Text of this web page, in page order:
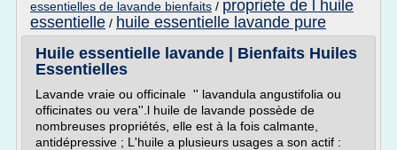
essentielles de lavande bienfaits / propriete de l huile
essentielle / huile essentielle lavande pure
Huile essentielle lavande | Bienfaits Huiles
Essentielles
Lavande vraie ou officinale '' lavandula angustifolia ou
officinates ou vera''.l huile de lavande possède de
nombreuses propriétés, elle est à la fois calmante,
antidépressive ; L'huile a plusieurs usages a son actif :